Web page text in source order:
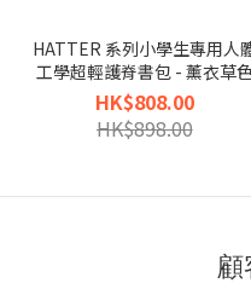
HATTER 系列小學生專用人
工學超輕護脊書包 - 薰衣草
HK$808.00
HK$898.00